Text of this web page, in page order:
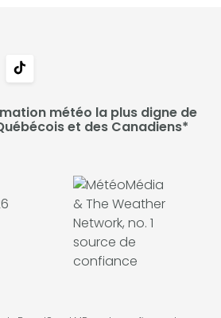
météo la plus digne de
et des Canadiens*